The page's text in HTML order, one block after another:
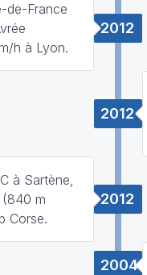
2012
de-France
h à Lyon.
2012
2012
à Sartène,
(840 m
Corse.
2004